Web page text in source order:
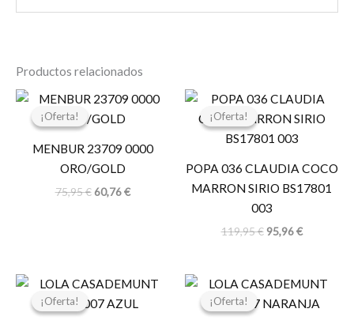
Productos relacionados
¡Oferta!
¡Oferta!
MENBUR 23709 0000
ORO/GOLD
75,95€
El
original
75,95 €.
60,76€
El
60,76 €.
¡Oferta!
¡Oferta!
POPA 036 CLAUDIA COCO
MARRON SIRIO BS17801
003
119,95€
El
original
era:
95,96€
El
actual
¡Oferta!
¡Oferta!
El
original
El
actual
¡Oferta!
¡Oferta!
El
original
El
actual